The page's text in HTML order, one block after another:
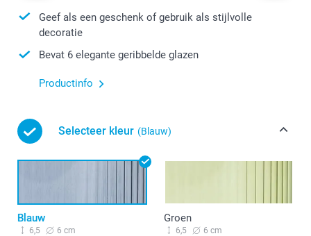
Geef als een geschenk of gebruik als stijlvolle
decoratie
Bevat 6 elegante geribbelde glazen
Productinfo
Selecteer kleur (Blauw)
Blauw
6,5 6 cm
Groen
6,5 6 cm